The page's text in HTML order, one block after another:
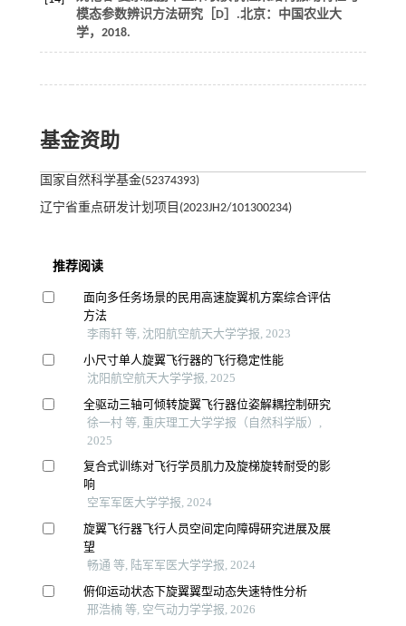
模态参数辨识方法研究［D］.北京：中国农业大
学， 2018.
基金资助
国家自然科学基金(52374393)
辽宁省重点研发计划项目(2023JH2/101300234)